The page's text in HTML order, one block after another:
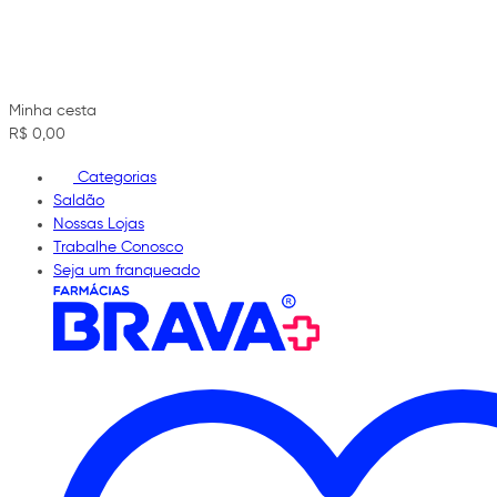
Minha cesta
R$ 0,00
Categorias
Saldão
Nossas Lojas
Trabalhe Conosco
Seja um franqueado